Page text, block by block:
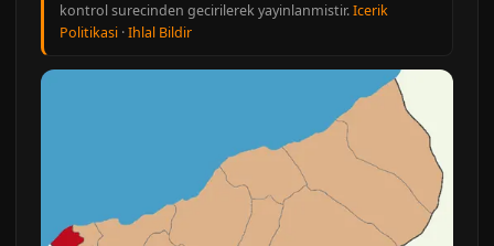
kontrol surecinden gecirilerek yayinlanmistir.Icerik
Politikasi ·Ihlal Bildir